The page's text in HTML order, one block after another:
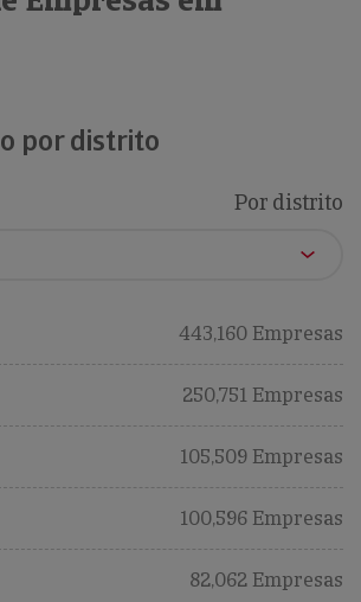
por distrito
Por distrito
443,160 Empresas
250,751 Empresas
105,509 Empresas
100,596 Empresas
82,062 Empresas